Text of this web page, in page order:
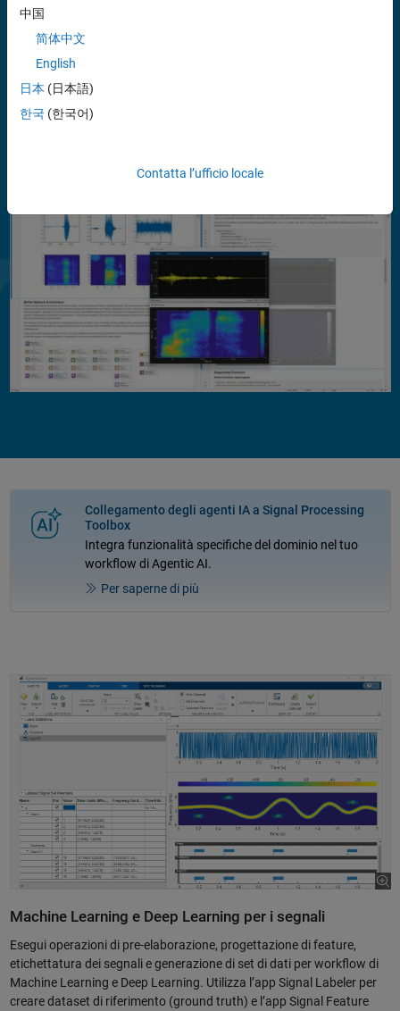
modelli di intelligenza artificiale, estraendo caratteristiche
significative che riducono la dimensionalità dei dati e migliorano la
qualità dei segnali. L’app Signal Labeler consente di etichettare i
segnali nei domini del tempo e tempo-frequenza per generare set di
dati annotati destinati all’addestramento di modelli IA. Il toolbox
supporta l’accelerazione GPU oltre alla generazione di codice C/C++ e
CUDA®per la prototipazione desktop e l’implementazione di sistemi
Collegamento degli agenti IA a Signal Processing
Toolbox
Integra funzionalità specifiche del dominio nel tuo
workflow di Agentic AI.
Per saperne di più
Machine Learning e Deep Learning per i segnali
Esegui operazioni di pre-elaborazione, progettazione di feature,
etichettatura dei segnali e generazione di set di dati per workflow di
Machine Learning e Deep Learning. Utilizza l’app Signal Labeler per
creare dataset di riferimento (ground truth) e l’app Signal Feature
中国
简体中文
English
日本 (日本語)
한국 (한국어)
Contatta l’ufficio locale